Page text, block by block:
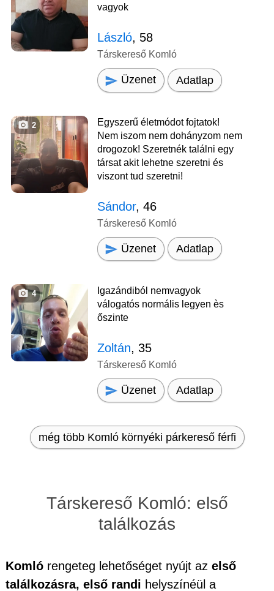
vagyok
László, 58
Társkereső Komló
Üzenet Adatlap
2
Egyszerű életmódot fojtatok!
Nem iszom nem dohányzom nem
drogozok! Szeretnék találni egy
társat akit lehetne szeretni és
viszont tud szeretni!
Sándor, 46
Társkereső Komló
Üzenet Adatlap
4
Igazándiból nemvagyok
válogatós normális legyen ès
őszinte
Zoltán, 35
Társkereső Komló
Üzenet Adatlap
még több Komló környéki párkereső férfi
Társkereső Komló: első
találkozás
Komló rengeteg lehetőséget nyújt az első
találkozásra, első randi helyszínéül a